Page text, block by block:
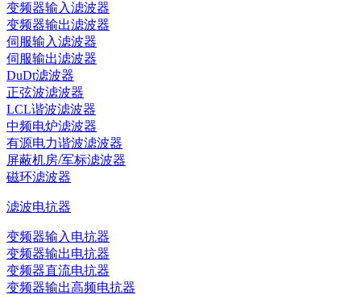
变频器输入滤波器
变频器输出滤波器
伺服输入滤波器
伺服输出滤波器
DuDt滤波器
正弦波滤波器
LCL谐波滤波器
中频电炉滤波器
有源电力谐波滤波器
屏蔽机房/军标滤波器
磁环滤波器
滤波电抗器
变频器输入电抗器
变频器输出电抗器
变频器直流电抗器
变频器输出高频电抗器